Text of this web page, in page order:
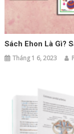
Sách Ehon Là Gì?
Tháng 1 6, 2023